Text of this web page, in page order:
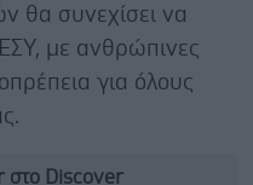
θα συνεχίσει να
με ανθρώπινες
για όλους
στο Discover